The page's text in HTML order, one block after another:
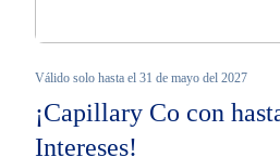
Válido solo hasta el 31 de mayo del 2027
¡Capillary Co con
Intereses!